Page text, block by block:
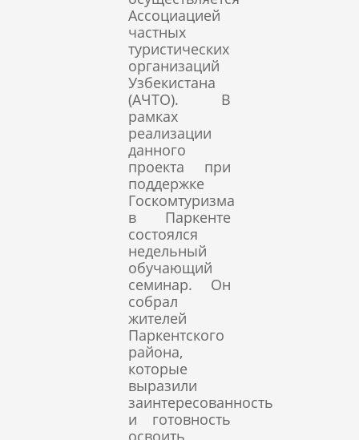
Ассоциацией
частных
туристических
организаций
Узбекистана
(АЧТО). В
рамках
реализации
данного
проекта при
поддержке
Госкомтуризма
в Паркенте
состоялся
недельный
обучающий
семинар. Он
собрал
жителей
Паркентского
района,
которые
выразили
заинтересованность
и готовность